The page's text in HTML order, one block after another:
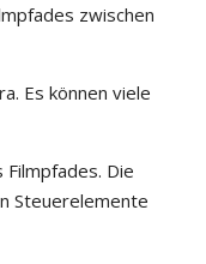
zwischen
Es können viele
Die
Steuerelemente